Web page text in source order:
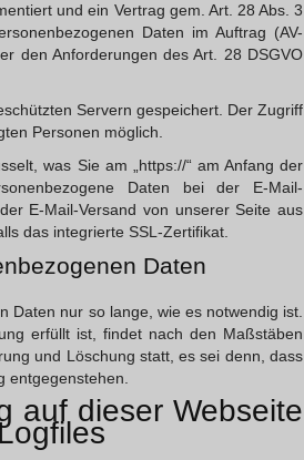
und ein Vertrag gem. Art. 28 Abs. 3
Daten im Auftrag (AV-
den Anforderungen des Art. 28 DSGVO
Servern gespeichert. Der Zugriff
Personen möglich.
was Sie am „https://“ am Anfang der
Daten bei der E-Mail-
E-Mail-Versand von unserer Seite aus
das integrierte SSL-Zertifikat.
Daten
Daten nur so lange, wie es notwendig ist.
erfüllt ist, findet nach den Maßstäben
und Löschung statt, es sei denn, dass
entgegenstehen.
auf dieser Webseite